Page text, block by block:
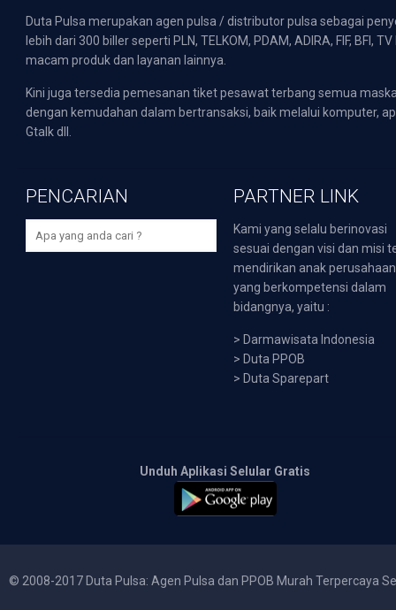
Duta Pulsa merupakan agen pulsa / distributor pulsa sebagai
lebih dari 300 biller seperti PLN, TELKOM, PDAM, ADIRA, FIF,
macam produk dan layanan lainnya.
Kini juga tersedia pemesanan tiket pesawat terbang semua
dengan kemudahan dalam bertransaksi, baik melalui komputer,
Gtalk dll.
PENCARIAN PARTNER LINK
Kami yang selalu berinovasi
sesuai dengan visi dan misi
mendirikan anak perusahaan
yang berkompetensi dalam
bidangnya, yaitu :
> Darmawisata Indonesia
> Duta PPOB
> Duta Sparepart
Unduh Aplikasi Selular Gratis
© 2008-2017 Duta Pulsa: Agen Pulsa dan PPOB Murah Terpercaya